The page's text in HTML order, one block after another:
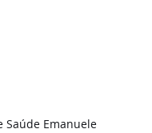
Saúde Emanuele